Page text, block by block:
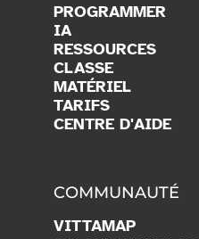
PROGRAMMER
IA
RESSOURCES
CLASSE
MATÉRIEL
TARIFS
CENTRE D'AIDE
COMMUNAUTÉ
VITTAMAP